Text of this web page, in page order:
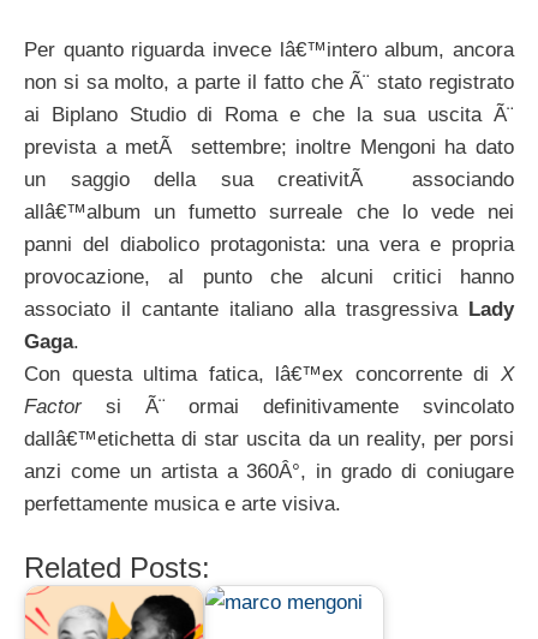
Per quanto riguarda invece lâ€™intero album, ancora
non si sa molto, a parte il fatto che Ã¨ stato registrato
ai Biplano Studio di Roma e che la sua uscita Ã¨
prevista a metÃ settembre; inoltre Mengoni ha dato
un saggio della sua creativitÃ associando
allâ€™album un fumetto surreale che lo vede nei
panni del diabolico protagonista: una vera e propria
provocazione, al punto che alcuni critici hanno
associato il cantante italiano alla trasgressiva Lady
Gaga.
Con questa ultima fatica, lâ€™ex concorrente di X
Factorsi Ã¨ ormai definitivamente svincolato
dallâ€™etichetta di star uscita da un reality, per porsi
anzi come un artista a 360Â°, in grado di coniugare
perfettamente musica e arte visiva.
Related Posts: